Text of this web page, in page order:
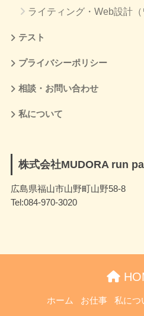
ライティング・Web設計（
テスト
プライバシーポリシー
相談・お問い合わせ
私について
株式会社MUDORA run
広島県福山市山野町山野58-8
Tel:084-970-3020
ホーム お仕事 私につ